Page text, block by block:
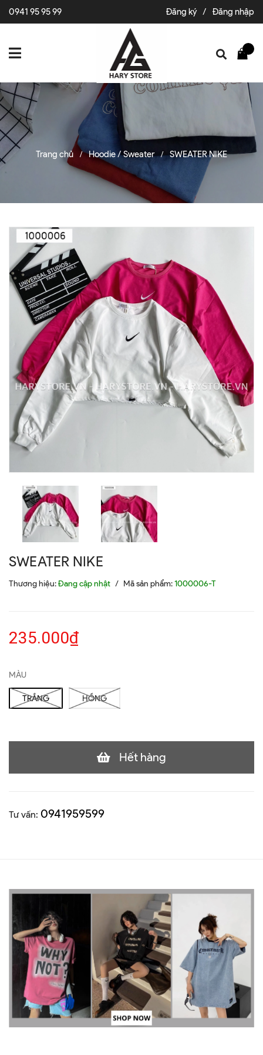
0941 95 95 99 Đăng ký / Đăng nhập
Trang chủ / Hoodie / Sweater / SWEATER NIKE
SWEATER NIKE
Thương hiệu:Đang cập nhật / Mã sản phẩm:1000006-T
235.000₫
MÀU
TRẮNG HỒNG
Hết hàng
Tư vấn: 0941959599